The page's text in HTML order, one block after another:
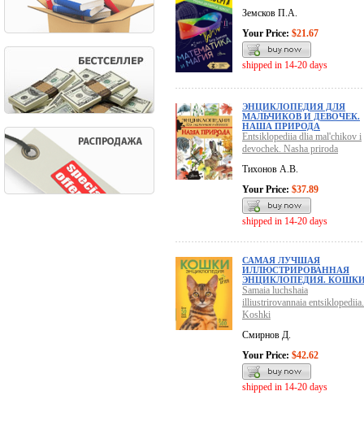
Земсков П.А.
Your Price: $21.67
shipped in 14-20 days
ЭНЦИКЛОПЕДИЯ ДЛЯ
МАЛЬЧИКОВ И ДЕВОЧЕК.
НАША ПРИРОДА
Entsiklopediia dlia mal'chikov i
devochek. Nasha priroda
Тихонов А.В.
Your Price: $37.89
shipped in 14-20 days
САМАЯ ЛУЧШАЯ
ИЛЛЮСТРИРОВАННАЯ
ЭНЦИКЛОПЕДИЯ.
Samaia luchshaia
illiustrirovannaia entsiklopediia.
Koshki
Смирнов Д.
Your Price: $42.62
shipped in 14-20 days